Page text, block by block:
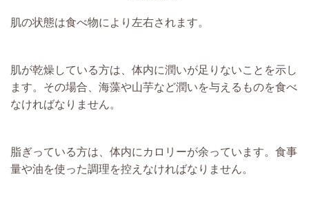
肌の状態は食べ物により左右されます。
肌が乾燥している方は、体内に潤いが足りないことを示し
ます。その場合、海藻や山芋など潤いを与えるものを食べ
なければなりません。
脂ぎっている方は、体内にカロリーが余っています。食事
量や油を使った調理を控えなければなりません。